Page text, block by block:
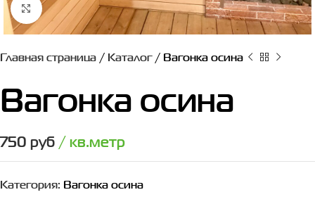
Нажмите, чтобы увеличить
Главная страница / Каталог/ Вагонка осина
Вагонка осина
750руб/ кв.метр
Категория: Вагонка осина